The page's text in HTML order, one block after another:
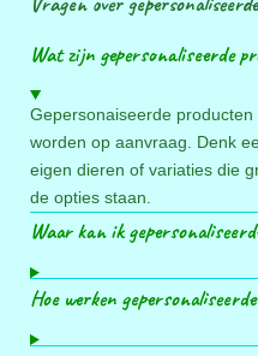
Wat zijn gepersonaliseerde
Gepersonaiseerde
worden op aanvraag. Denk
eigen dieren of variaties die
de opties staan.
Waar kan ik
Hoe werken